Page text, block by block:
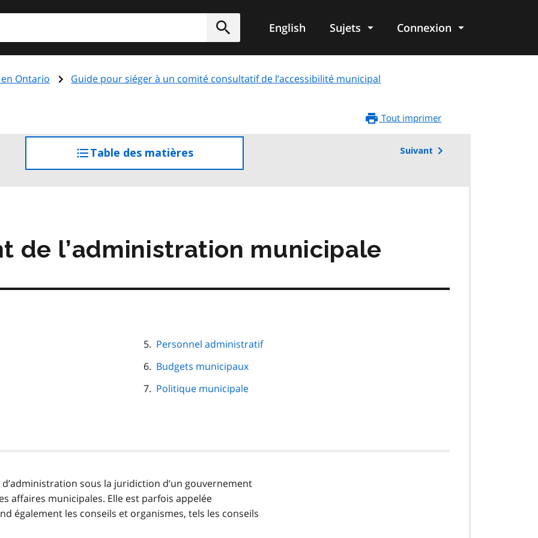
Soumettre
English Sujets Connexion
Ontario Guide pour siéger à un comité consultatif de l’accessibilité municipal
Tout imprimer
Table des matièresaccéder
à
Suivant
de l’administration municipale
Personnel administratif
Budgets municipaux
Politique municipale
sous la juridiction d’un gouvernement
affaires municipales. Elle est parfois appelée
également les conseils et organismes, tels les conseils